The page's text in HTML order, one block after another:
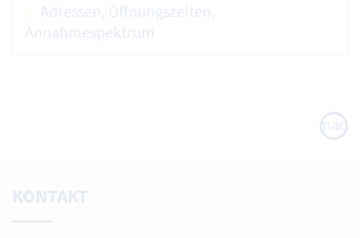
Adressen, Öffnungszeiten,
Annahmespektrum
nach
oben
KONTAKT